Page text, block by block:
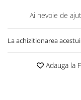
Carcasa Cheie
Cotiere Auto
Huse Volan cu Ac si
Ai nevoie de
La achizitionarea
Adauga la